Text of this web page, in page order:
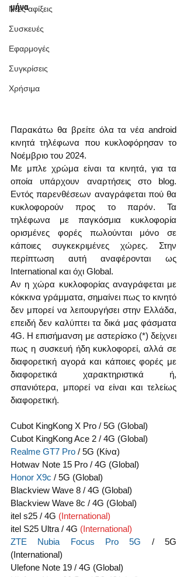
Νέες αφίξεις
Συσκευές
Εφαρμογές
Συγκρίσεις
Χρήσιμα
μήνα
Παρακάτω θα βρείτε όλα τα νέα android
κινητά τηλέφωνα που κυκλοφόρησαν το
Νοέμβριο του 2024.
Με μπλε χρώμα είναι τα κινητά, για τα
οποία υπάρχουν αναρτήσεις στο blog.
Εντός παρενθέσεων αναγράφεται πού θα
κυκλοφορούν προς το παρόν. Τα
τηλέφωνα με παγκόσμια κυκλοφορία
ορισμένες φορές πωλούνται μόνο σε
κάποιες συγκεκριμένες χώρες. Στην
περίπτωση αυτή αναφέρονται ως
International και όχι Global.
Αν η χώρα κυκλοφορίας αναγράφεται με
κόκκινα γράμματα, σημαίνει πως το κινητό
δεν μπορεί να λειτουργήσει στην Ελλάδα,
επειδή δεν καλύπτει τα δικά μας φάσματα
4G. Η επισήμανση με αστερίσκο (*) δείχνει
πως η συσκευή ήδη κυκλοφορεί, αλλά σε
διαφορετική αγορά και κάποιες φορές με
διαφορετικά χαρακτηριστικά ή,
σπανιότερα, μπορεί να είναι και τελείως
διαφορετική.
Cubot KingKong X Pro / 5G (Global)
Cubot KingKong Ace 2 / 4G (Global)
Realme GT7 Pro / 5G (Κίνα)
Hotwav Note 15 Pro / 4G (Global)
Honor X9c / 5G (Global)
Blackview Wave 8 / 4G (Global)
Blackview Wave 8c / 4G (Global)
itel s25 / 4G (International)
itel S25 Ultra / 4G (International)
ZTE Nubia Focus Pro 5G / 5G
(International)
Ulefone Note 19 / 4G (Global)